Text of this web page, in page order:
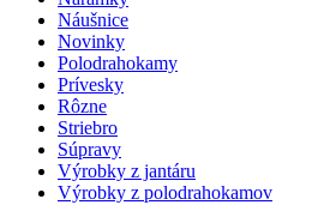
Náušnice
Novinky
Polodrahokamy
Prívesky
Rôzne
Striebro
Súpravy
Výrobky z jantáru
Výrobky z polodrahokamov